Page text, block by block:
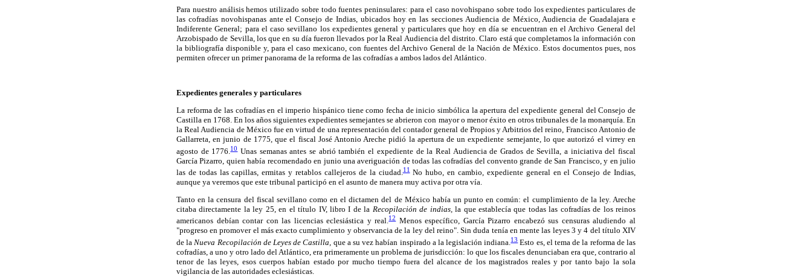
Para nuestro análisis hemos utilizado sobre todo fuentes peninsulares: para el caso novohispano sobre todo los expedientes particulares de
las cofradías novohispanas ante el Consejo de Indias, ubicados hoy en las secciones Audiencia de México, Audiencia de Guadalajara e
Indiferente General; para el caso sevillano los expedientes general y particulares que hoy en día se encuentran en el Archivo General del
Arzobispado de Sevilla, los que en su día fueron llevados por la Real Audiencia del distrito. Claro está que completamos la información con
la bibliografía disponible y, para el caso mexicano, con fuentes del Archivo General de la Nación de México. Estos documentos pues, nos
permiten ofrecer un primer panorama de la reforma de las cofradías a ambos lados del Atlántico.
Expedientes generales y particulares
La reforma de las cofradías en el imperio hispánico tiene como fecha de inicio simbólica la apertura del expediente general del Consejo de
Castilla en 1768. En los años siguientes expedientes semejantes se abrieron con mayor o menor éxito en otros tribunales de la monarquía. En
la Real Audiencia de México fue en virtud de una representación del contador general de Propios y Arbitrios del reino, Francisco Antonio de
Gallarreta, en junio de 1775, que el fiscal José Antonio Areche pidió la apertura de un expediente semejante, lo que autorizó el virrey en
agosto de 1776.10Unas semanas antes se abrió también el expediente de la Real Audiencia de Grados de Sevilla, a iniciativa del fiscal
García Pizarro, quien había recomendado en junio una averiguación de todas las cofradías del convento grande de San Francisco, y en julio
las de todas las capillas, ermitas y retablos callejeros de la ciudad.11No hubo, en cambio, expediente general en el Consejo de Indias,
aunque ya veremos que este tribunal participó en el asunto de manera muy activa por otra vía.
Tanto en la censura del fiscal sevillano como en el dictamen del de México había un punto en común: el cumplimiento de la ley. Areche
citaba directamente la ley 25, en el título IV, libro I de la Recopilación de indias,la que establecía que todas las cofradías de los reinos
americanos debían contar con las licencias eclesiástica y real.12Menos específico, García Pizarro encabezó sus censuras aludiendo al
"progreso en promover el más exacto cumplimiento y observancia de la ley del reino". Sin duda tenía en mente las leyes 3 y 4 del título XIV
de la Nueva Recopilación de Leyes de Castilla, que a su vez habían inspirado a la legislación indiana.13Esto es, el tema de la reforma de las
cofradías, a uno y otro lado del Atlántico, era primeramente un problema de jurisdicción: lo que los fiscales denunciaban era que, contrario al
tenor de las leyes, esos cuerpos habían estado por mucho tiempo fuera del alcance de los magistrados reales y por tanto bajo la sola
vigilancia de las autoridades eclesiásticas.